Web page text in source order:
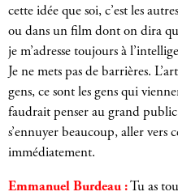
cette idée que soi, c’est les
ou dans un film dont on dira
je m’adresse toujours à
Je ne mets pas de barrières.
gens, ce sont les gens qui
faudrait penser au grand
s’ennuyer beaucoup, aller vers
immédiatement.
Emmanuel Burdeau : Tu as